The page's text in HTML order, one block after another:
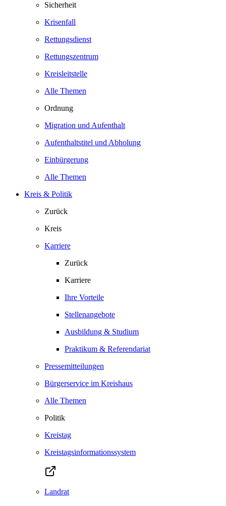
Sicherheit
Krisenfall
Rettungsdienst
Rettungszentrum
Kreisleitstelle
Alle Themen
Ordnung
Migration und Aufenthalt
Aufenthaltstitel und Abholung
Einbürgerung
Alle Themen
Kreis & Politik
Zurück
Kreis
Karriere
Zurück
Karriere
Ihre Vorteile
Stellenangebote
Ausbildung & Studium
Praktikum & Referendariat
Pressemitteilungen
Bürgerservice im Kreishaus
Alle Themen
Politik
Kreistag
Kreistagsinformationssystem
Landrat